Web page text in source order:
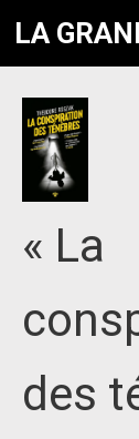
LA
« La
des